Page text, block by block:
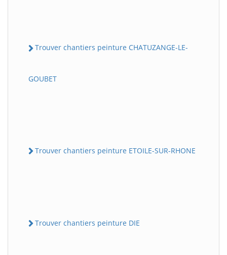
Trouver chantiers peinture CHATUZANGE-LE-
GOUBET
Trouver chantiers peinture ETOILE-SUR-RHONE
Trouver chantiers peinture DIE